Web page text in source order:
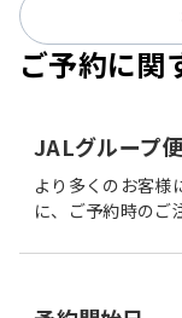
ご予約に関
JALグループ
より多くのお客様
に、ご予約時のご